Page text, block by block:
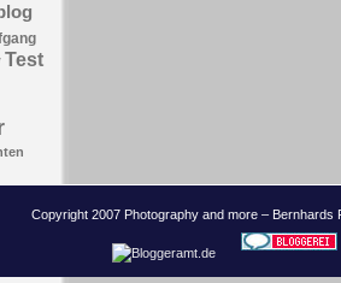
Test
Copyright 2007 Photography and more –